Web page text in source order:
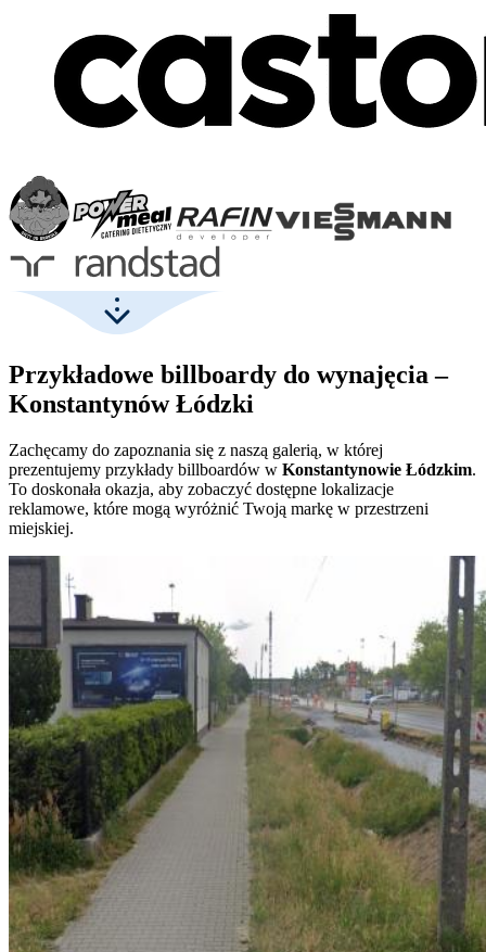
Przykładowe billboardy do wynajęcia –
Konstantynów Łódzki
Zachęcamy do zapoznania się z naszą galerią, w której
prezentujemy przykłady billboardów w Konstantynowie Łódzkim.
To doskonała okazja, aby zobaczyć dostępne lokalizacje
reklamowe, które mogą wyróżnić Twoją markę w przestrzeni
miejskiej.